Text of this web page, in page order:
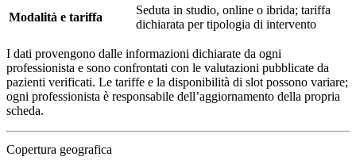
Modalità e tariffa
Seduta in studio, online o ibrida; tariffa
dichiarata per tipologia di intervento
I dati provengono dalle informazioni dichiarate da ogni
professionista e sono confrontati con le valutazioni pubblicate da
pazienti verificati. Le tariffe e la disponibilità di slot possono variare;
ogni professionista è responsabile dell’aggiornamento della propria
scheda.
Copertura geografica